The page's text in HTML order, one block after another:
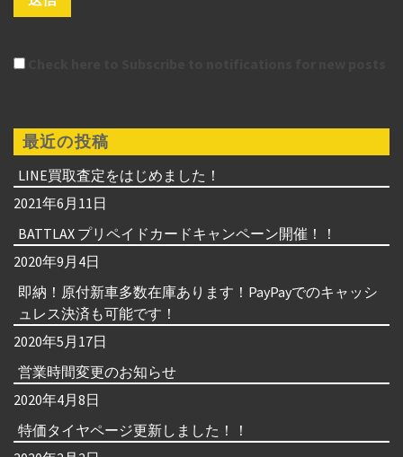
最近の投稿
LINE買取査定をはじめました！
2021年6月11日
BATTLAX プリペイドカードキャンペーン開催！！
2020年9月4日
即納！原付新車多数在庫あります！PayPayでのキャッシ
ュレス決済も可能です！
2020年5月17日
営業時間変更のお知らせ
2020年4月8日
特価タイヤページ更新しました！！